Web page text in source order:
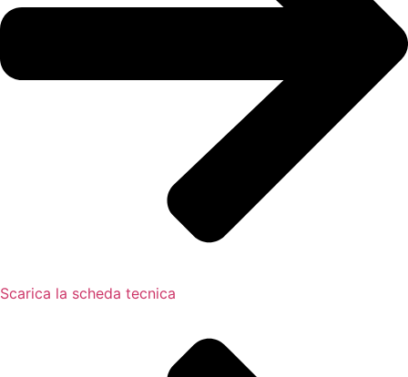
Scarica la scheda tecnica